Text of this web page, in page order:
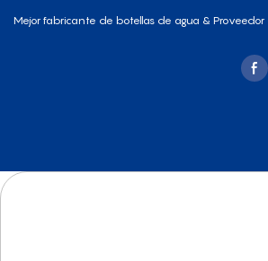
Mejor fabricante de botellas de agua & Proveedor